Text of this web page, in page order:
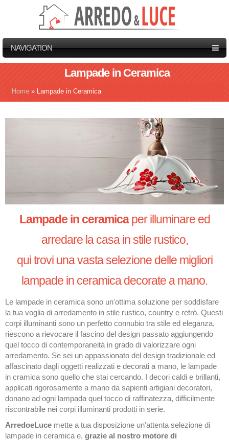
NAVIGATION
Lampade in Ceramica
Tu sei qui
Home » Lampade in Ceramica
Lampade in ceramicaper illuminare ed
arredare la casa in stile rustico,
qui trovi una vasta selezione delle migliori
lampade in ceramica decorate a mano.
Le lampade in ceramica sono un'ottima soluzione per soddisfare
la tua voglia di arredamento in stile rustico, country e retrò. Questi
corpi illuminanti sono un perfetto connubio tra stile ed eleganza,
riescono a rievocare il fascino del design passato aggiungendo
quel tocco di contemporaneità in grado di valorizzare ogni
arredamento. Se sei un appassionato del design tradizionale ed
affascinato dagli oggetti realizzati e decorati a mano, le lampade
in cramica sono quello che stai cercando. I decori caldi e brillanti,
applicati rigorosamente a mano da sapienti artigiani decoratori,
donano ad ogni lampada quel tocco di raffinatezza, difficilmente
riscontrabile nei corpi illuminanti prodotti in serie.
ArredoeLuce mette a tua disposizione un'attenta selezione di
lampade in ceramica e, grazie al nostro motore di